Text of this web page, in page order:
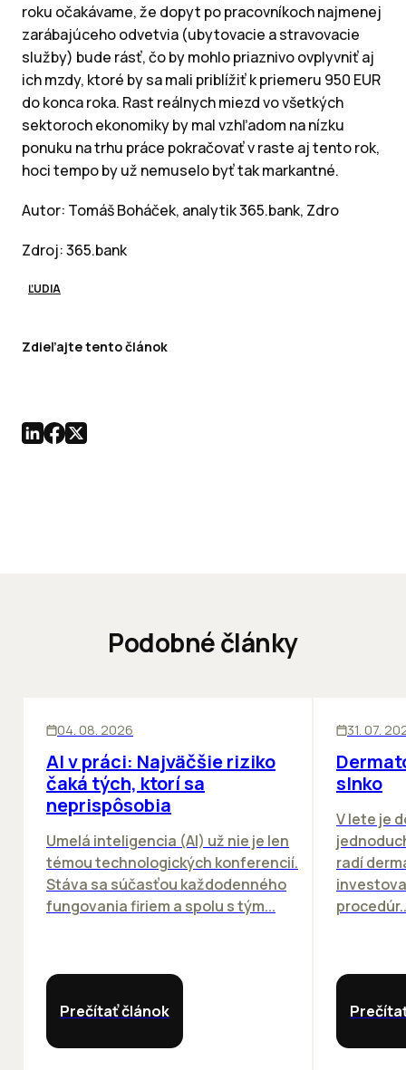
roku očakávame, že dopyt po pracovníkoch najmenej
zarábajúceho odvetvia (ubytovacie a stravovacie
služby) bude rásť, čo by mohlo priaznivo ovplyvniť aj
ich mzdy, ktoré by sa mali priblížiť k priemeru 950 EUR
do konca roka. Rast reálnych miezd vo všetkých
sektoroch ekonomiky by mal vzhľadom na nízku
ponuku na trhu práce pokračovať v raste aj tento rok,
hoci tempo by už nemuselo byť tak markantné.
Autor: Tomáš Boháček, analytik 365.bank, Zdro
Zdroj: 365.bank
ĽUDIA
Zdieľajte tento článok
Podobné články
04. 08. 2026
AI v práci: Najväčšie riziko
čaká tých, ktorí sa
neprispôsobia
Umelá inteligencia (AI) už nie je len
témou technologických konferencií.
Stáva sa súčasťou každodenného
fungovania firiem a spolu s tým...
Prečítať článok
31. 07.
slnko
V lete je
radí